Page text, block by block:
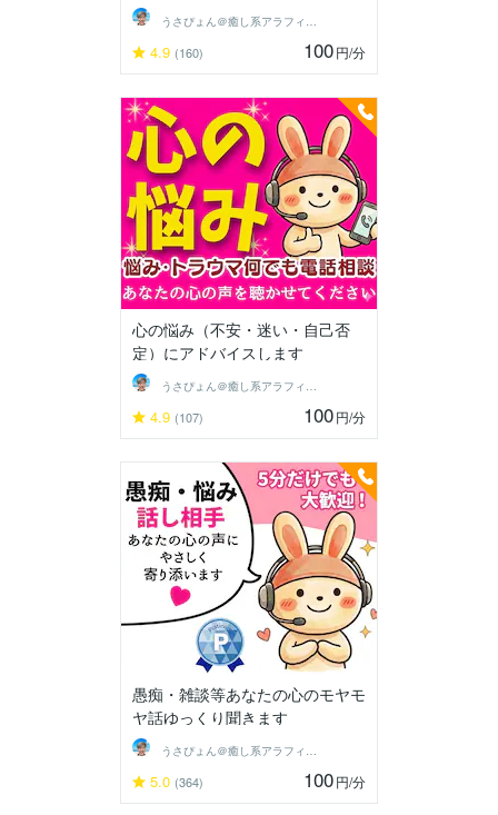
4.9 (160) 100円/分
心の悩み（不安・迷い・自己否
定）にアドバイスします
うさぴょん＠癒し系アラフィフ心寄り添い人
4.9 (107) 100円/分
愚痴・雑談等あなたの心のモヤモ
ヤ話ゆっくり聞きます
うさぴょん＠癒し系アラフィフ心寄り添い人
5.0 (364) 100円/分